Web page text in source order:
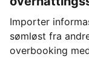
Importer
sømløst fra
overbooking